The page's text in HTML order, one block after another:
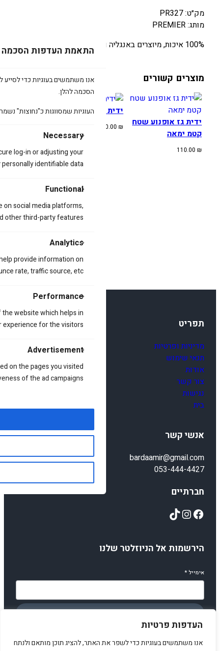
העדפות פרטיות
אנו משתמשים בעוגיות כדי לשפר את האתר, להציג תוכן מותאם ולנתח
התאמת העדפות הסכמה
אנו משתמשים בעוגיות כדי לסייע
הסכמה להלן.
העוגיות שמסווגות כ"נחוצות"
Necessary
log-in or adjusting your
identifiable data.
Functional
social media platforms,
other third-party features.
Analytics
provide information on
rate, traffic source, etc.
Performance
website which helps in
for the visitors.
Advertisement
on the pages you visited
of the ad campaigns.
מק״ט: PR327
מותג: PREMIER
100% איכות, מיוצרים באנגליה ובארה"ב
מוצרים קשורים
ידית גז אופנוע שטח
קטמ ימאה
110.00 ₪
ידית גז להונדה CRF
110.00₪
ידית גז
תפריט
מדיניות ופרטיות
תנאי שימוש
אודות
צור קשר
נגישות
בית
אנשי קשר
bardaamir@gmail.com
053-444-4427
חברתיים
Facebook
Instagram
TikTok
הירשמות אל הניוזלטר שלנו
אימייל*